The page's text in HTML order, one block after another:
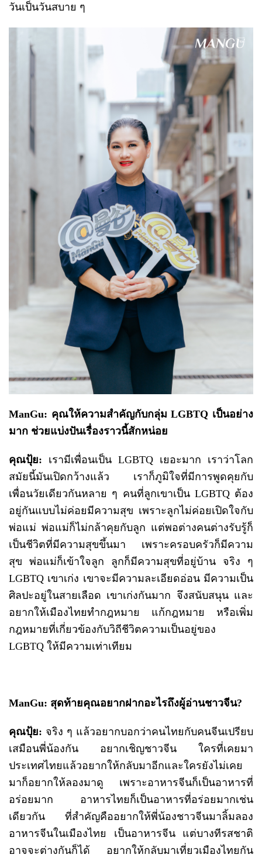
วันเป็นวันสบาย ๆ
ManGu: คุณให้ความสำคัญกับกลุ่ม LGBTQ เป็นอย่าง
มาก ช่วยแบ่งปันเรื่องราวนี้สักหน่อย
คุณปุ้ย: เรามีเพื่อนเป็น LGBTQ เยอะมาก เราว่าโลก
สมัยนี้มันเปิดกว้างแล้ว เราก็ภูมิใจที่มีการพูดคุยกับ
เพื่อนวัยเดียวกันหลาย ๆ คนที่ลูกเขาเป็น LGBTQ ต้อง
อยู่กันแบบไม่ค่อยมีความสุข เพราะลูกไม่ค่อยเปิดใจกับ
พ่อแม่ พ่อแม่ก็ไม่กล้าคุยกับลูก แต่พอต่างคนต่างรับรู้ก็
เป็นชีวิตที่มีความสุขขึ้นมา เพราะครอบครัวก็มีความ
สุข พ่อแม่ก็เข้าใจลูก ลูกก็มีความสุขที่อยู่บ้าน จริง ๆ
LGBTQ เขาเก่ง เขาจะมีความละเอียดอ่อน มีความเป็น
ศิลปะอยู่ในสายเลือด เขาเก่งกันมาก จึงสนับสนุน และ
อยากให้เมืองไทยทำกฎหมาย แก้กฎหมาย หรือเพิ่ม
กฎหมายที่เกี่ยวข้องกับวิถีชีวิตความเป็นอยู่ของ
LGBTQ ให้มีความเท่าเทียม
ManGu: สุดท้ายคุณอยากฝากอะไรถึงผู้อ่านชาวจีน?
คุณปุ้ย: จริง ๆ แล้วอยากบอกว่าคนไทยกับคนจีนเปรียบ
เสมือนพี่น้องกัน อยากเชิญชาวจีน ใครที่เคยมา
ประเทศไทยแล้วอยากให้กลับมาอีกและใครยังไม่เคย
มาก็อยากให้ลองมาดู เพราะอาหารจีนก็เป็นอาหารที่
อร่อยมาก อาหารไทยก็เป็นอาหารที่อร่อยมากเช่น
เดียวกัน ที่สำคัญคืออยากให้พี่น้องชาวจีนมาลิ้มลอง
อาหารจีนในเมืองไทย เป็นอาหารจีน แต่บางทีรสชาติ
อาจจะต่างกันก็ได้ อยากให้กลับมาเที่ยวเมืองไทยกัน